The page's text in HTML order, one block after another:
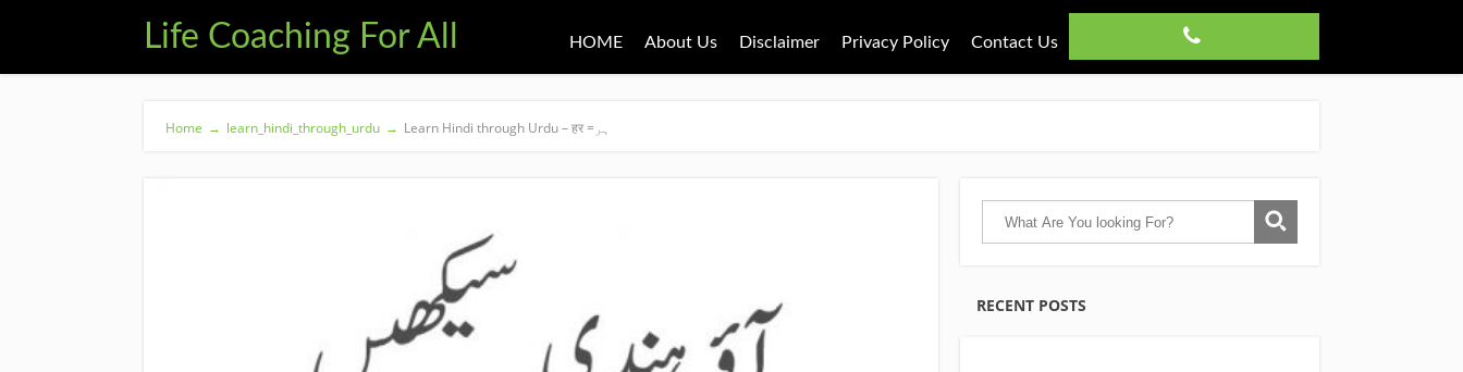
Life Coaching For All HOME About Us Disclaimer Privacy Policy Contact Us
Home → learn_hindi_through_urdu → Learn Hindi through Urdu – हर =ہر
RECENT POSTS